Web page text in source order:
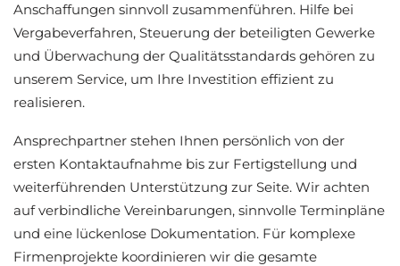
Anschaffungen sinnvoll zusammenführen. Hilfe bei
Vergabeverfahren, Steuerung der beteiligten Gewerke
und Überwachung der Qualitätsstandards gehören zu
unserem Service, um Ihre Investition effizient zu
realisieren.
Ansprechpartner stehen Ihnen persönlich von der
ersten Kontaktaufnahme bis zur Fertigstellung und
weiterführenden Unterstützung zur Seite. Wir achten
auf verbindliche Vereinbarungen, sinnvolle Terminpläne
und eine lückenlose Dokumentation. Für komplexe
Firmenprojekte koordinieren wir die gesamte